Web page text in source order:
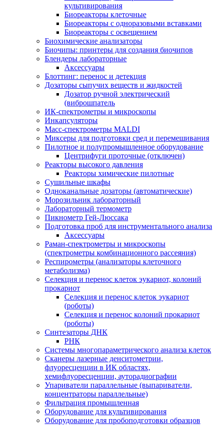
культивирования
Биореакторы клеточные
Биореакторы с одноразовыми вставками
Биореакторы с освещением
Биохимические анализаторы
Биочипы: принтеры для создания биочипов
Блендеры лабораторные
Аксессуары
Блоттинг: перенос и детекция
Дозаторы сыпучих веществ и жидкостей
Дозатор ручной электрический
(виброшпатель
ИК-спектрометры и микроскопы
Инкапсуляторы
Масс-спектрометры MALDI
Миксеры для подготовки сред и перемешивания
Пилотное и полупромышленное оборудование
Центрифуги проточные (отключен)
Реакторы высокого давления
Реакторы химические пилотные
Сушильные шкафы
Одноканальные дозаторы (автоматические)
Морозильник лабораторный
Лабораторный термометр
Пикнометр Гей-Люссака
Подготовка проб для инструментального анализа
Аксессуары
Раман-спектрометры и микроскопы
(спектрометры комбинационного рассеяния)
Респирометры (анализаторы клеточного
метаболизма)
Селекция и перенос клеток эукариот, колоний
прокариот
Селекция и перенос клеток эукариот
(роботы)
Селекция и перенос колоний прокариот
(роботы)
Синтезаторы ДНК
РНК
Системы многопараметрического анализа клеток
Сканеры лазерные денситометрии,
флуоресценции в ИК областях,
хемифлуоресценции, ауторадиографии
Упариватели параллельные (выпариватели,
концентраторы параллельные)
Фильтрация промышленная
Оборудование для культивирования
Оборудование для пробоподготовки образцов